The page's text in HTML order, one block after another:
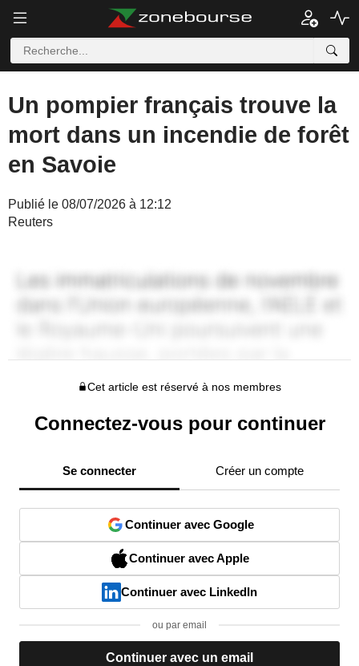
Un pompier français trouve la
mort dans un incendie de forêt
en Savoie
Publié le 08/07/2026 à 12:12
Reuters
Cet article est réservé à nos membres
Connectez-vous pour continuer
Se connecter Créer un compte
Continuer avec Google
Continuer avec Apple
Continuer avec LinkedIn
ou par email
Continuer avec un email